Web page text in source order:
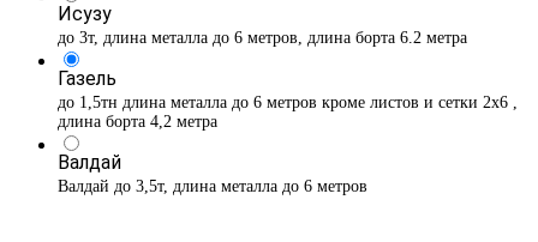
Исузу
до 3т, длина металла до 6 метров, длина борта 6.2 метра
Газель
до 1,5тн длина металла до 6 метров кроме листов и сетки 2х6 ,
длина борта 4,2 метра
Валдай
Валдай до 3,5т, длина металла до 6 метров